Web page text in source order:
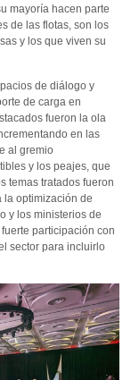
mayoría hacen parte
de las flotas, son los
y los que viven su
de diálogo y
de carga en
fueron la ola
en las
al gremio
y los peajes, que
temas tratados fueron
la optimización de
y los ministerios de
participación con
sector para incluirlo